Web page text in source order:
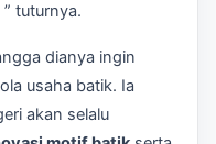
tuturnya.
dianya ingin
usaha batik. Ia
akan selalu